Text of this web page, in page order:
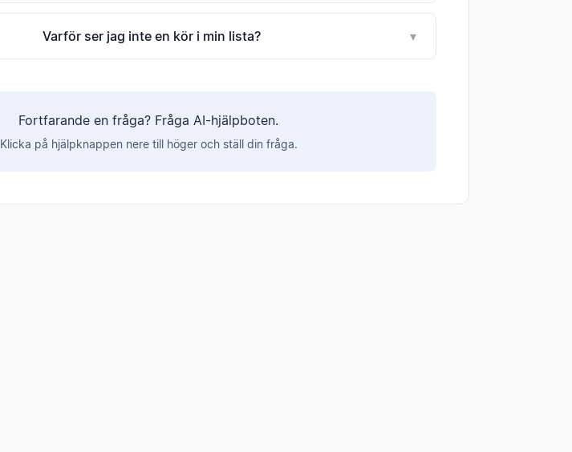
Varför ser jag inte en kör i min lista? ▾
Fortfarande en fråga? Fråga AI-hjälpboten.
Klicka på hjälpknappen nere till höger och ställ din fråga.